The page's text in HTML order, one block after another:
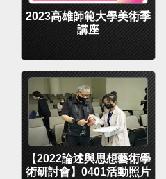
2023高雄師範大學美術季
講座
【2022論述與思想藝術學
術研討會】0401活動照片